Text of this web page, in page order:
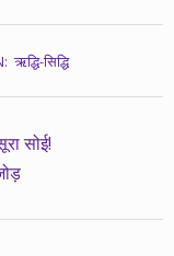
ऋद्धि-सिद्धि
सोई!